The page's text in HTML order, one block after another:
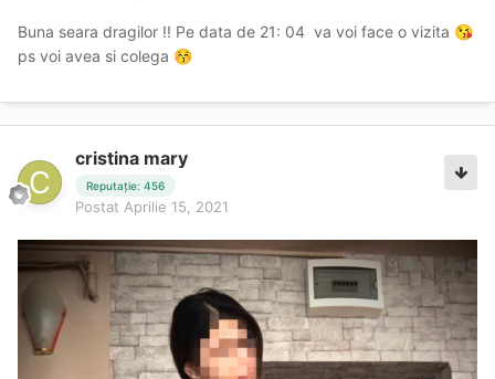
Buna seara dragilor !! Pe data de 21: 04 va voi face o vizita 😘
ps voi avea si colega 😚
cristina mary
Reputație: 456
Postat Aprilie 15, 2021